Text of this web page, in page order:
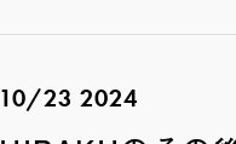
10/23 2024